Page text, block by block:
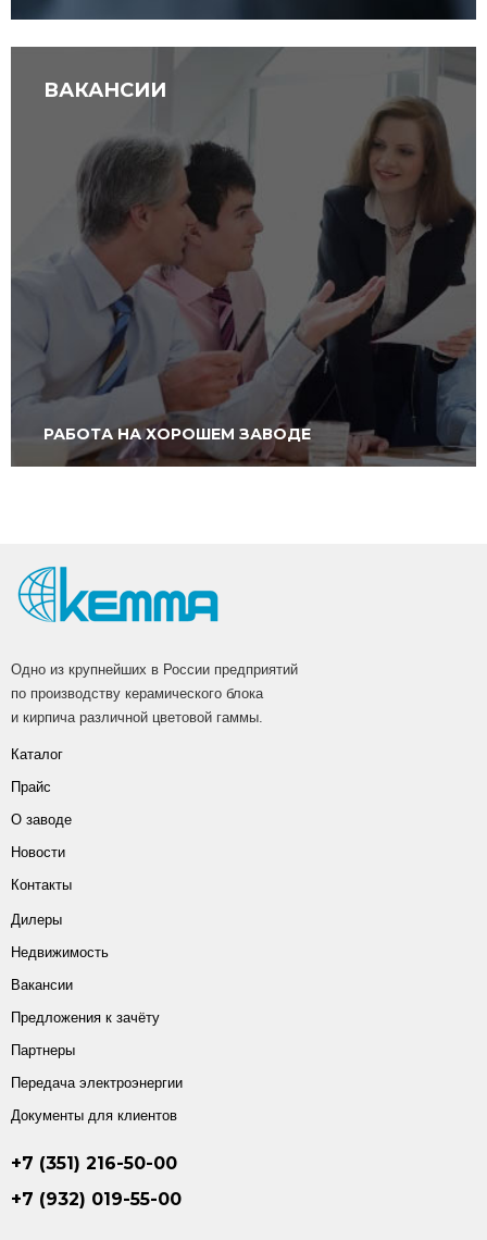
ВАКАНСИИ
РАБОТА НА ХОРОШЕМ ЗАВОДЕ
Одно из крупнейших в России предприятий
по производству керамического блока
и кирпича различной цветовой гаммы.
Каталог
Прайс
О заводе
Новости
Контакты
Дилеры
Недвижимость
Вакансии
Предложения к зачёту
Партнеры
Передача электроэнергии
Документы для клиентов
+7 (351) 216-50-00
+7 (932) 019-55-00